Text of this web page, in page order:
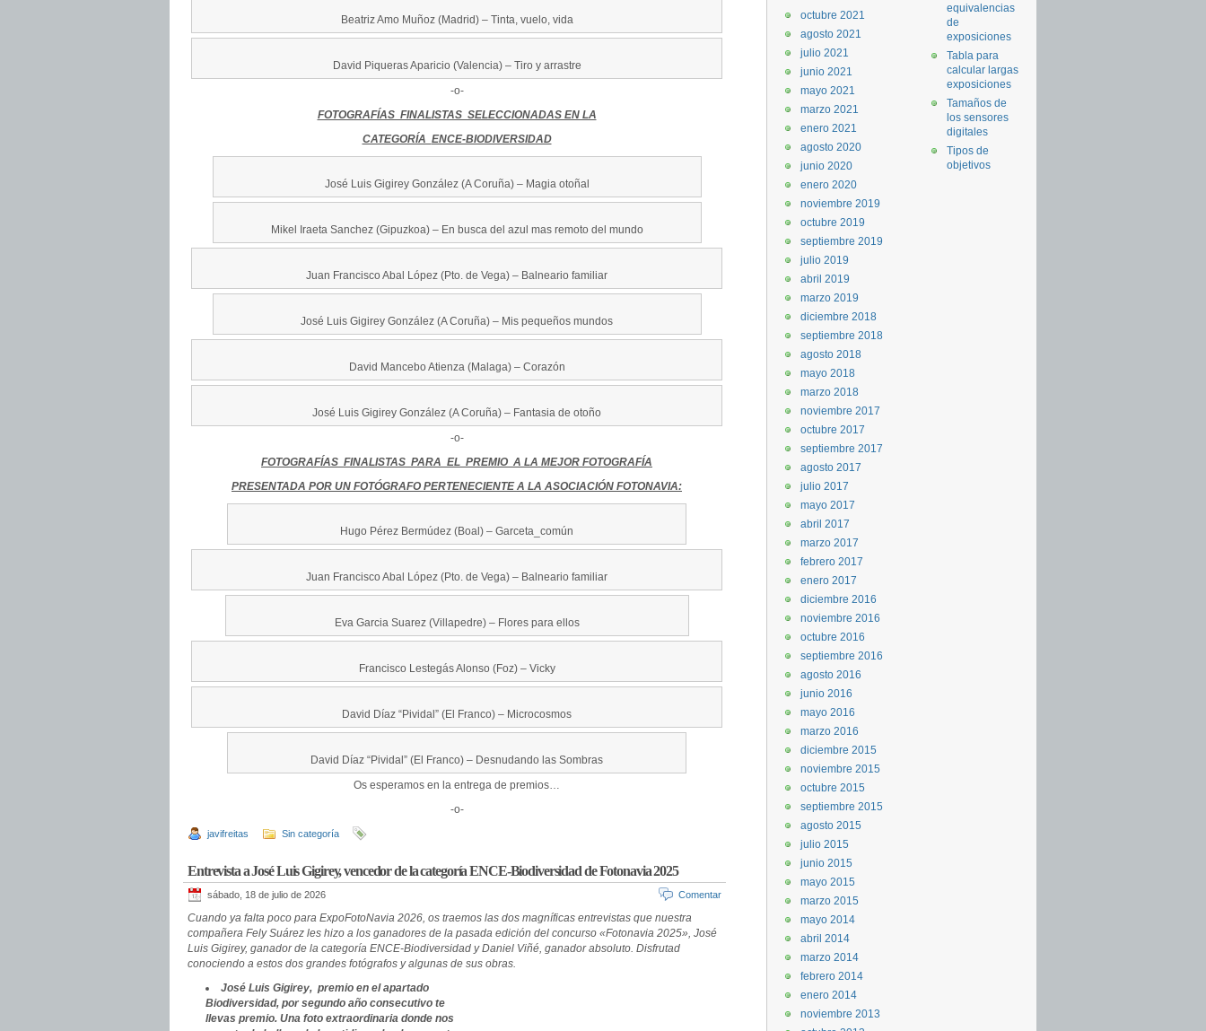
Beatriz Amo Muñoz (Madrid) – Tinta, vuelo, vida
David Piqueras Aparicio (Valencia) – Tiro y arrastre
-o-
FOTOGRAFÍAS FINALISTAS SELECCIONADAS EN LA
CATEGORÍA ENCE-BIODIVERSIDAD
José Luis Gigirey González (A Coruña) – Magia otoñal
Mikel Iraeta Sanchez (Gipuzkoa) – En busca del azul mas remoto del mundo
Juan Francisco Abal López (Pto. de Vega) – Balneario familiar
José Luis Gigirey González (A Coruña) – Mis pequeños mundos
David Mancebo Atienza (Malaga) – Corazón
José Luis Gigirey González (A Coruña) – Fantasia de otoño
-o-
FOTOGRAFÍAS FINALISTAS PARA EL PREMIO A LA MEJOR FOTOGRAFÍA
PRESENTADA POR UN FOTÓGRAFO PERTENECIENTE A LA ASOCIACIÓN FOTONAVIA:
Hugo Pérez Bermúdez (Boal) – Garceta_común
Juan Francisco Abal López (Pto. de Vega) – Balneario familiar
Eva Garcia Suarez (Villapedre) – Flores para ellos
Francisco Lestegás Alonso (Foz) – Vicky
David Díaz “Pividal” (El Franco) – Microcosmos
David Díaz “Pividal” (El Franco) – Desnudando las Sombras
Os esperamos en la entrega de premios…
-o-
javifreitas Sin categoría
Entrevista a José Luis Gigirey, vencedor de la categoría ENCE-Biodiversidad de Fotonavia 2025
sábado, 18 de julio de 2026 Comentar
Cuando ya falta poco para ExpoFotoNavia 2026, os traemos las dos magníficas entrevistas que nuestra
compañera Fely Suárez les hizo a los ganadores de la pasada edición del concurso «Fotonavia 2025», José
Luis Gigirey, ganador de la categoría ENCE-Biodiversidad y Daniel Viñé, ganador absoluto. Disfrutad
conociendo a estos dos grandes fotógrafos y algunas de sus obras.
José Luis Gigirey, premio en el apartado
Biodiversidad, por segundo año consecutivo te
llevas premio. Una foto extraordinaria donde nos
equivalencias
de
exposiciones
Tabla para
calcular largas
exposiciones
Tamaños de
los sensores
digitales
Tipos de
objetivos
octubre 2021
agosto 2021
julio 2021
junio 2021
mayo 2021
marzo 2021
enero 2021
agosto 2020
junio 2020
enero 2020
noviembre 2019
octubre 2019
septiembre 2019
julio 2019
abril 2019
marzo 2019
diciembre 2018
septiembre 2018
agosto 2018
mayo 2018
marzo 2018
noviembre 2017
octubre 2017
septiembre 2017
agosto 2017
julio 2017
mayo 2017
abril 2017
marzo 2017
febrero 2017
enero 2017
diciembre 2016
noviembre 2016
octubre 2016
septiembre 2016
agosto 2016
junio 2016
mayo 2016
marzo 2016
diciembre 2015
noviembre 2015
octubre 2015
septiembre 2015
agosto 2015
julio 2015
junio 2015
mayo 2015
marzo 2015
mayo 2014
abril 2014
marzo 2014
febrero 2014
enero 2014
noviembre 2013